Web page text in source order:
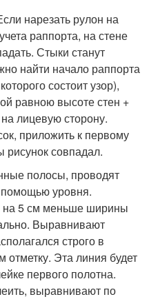
нарезать рулон на
раппорта, на стене
Стыки станут
найти начало раппорта
состоит узор),
равною высоте стен +
лицевую сторону.
приложить к первому
рисунок совпадал.
полосы, проводят
помощью уровня.
на 5 см меньше ширины
Выравнивают
строго в
Эта линия будет
первого полотна.
выравнивают по